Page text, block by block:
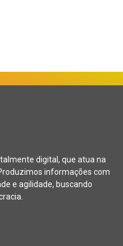
digital, que atua na
informações com
e agilidade, buscando